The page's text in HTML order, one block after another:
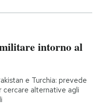
intorno al
e Turchia: prevede
cercare alternative agli